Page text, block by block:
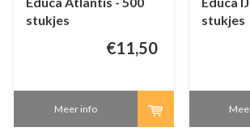
stukjes
€11,50
Meer info
stukjes